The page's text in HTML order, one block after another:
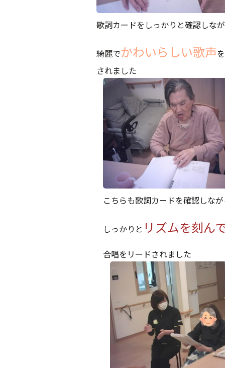
歌詞カードをしっかりと確認しな
綺麗でかわいらしい歌声
されました
こちらも歌詞カードを確認しな
しっかりと リズムを刻ん
合唱をリードされました